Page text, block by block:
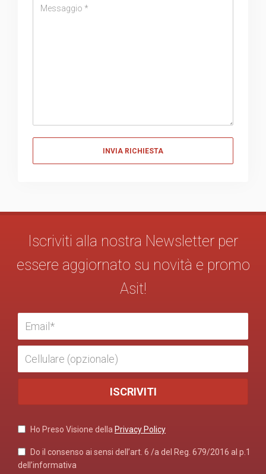
Iscriviti alla nostra Newsletter per
essere aggiornato su novità e promo
Asit!
Ho Preso Visione della Privacy Policy
Do il consenso ai sensi dell’art. 6 /a del Reg. 679/2016 al p.1
dell’informativa